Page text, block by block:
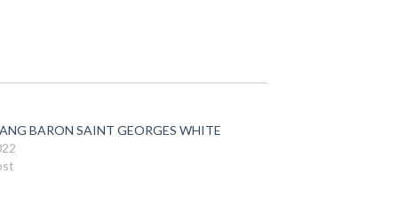
BARON SAINT GEORGES WHITE